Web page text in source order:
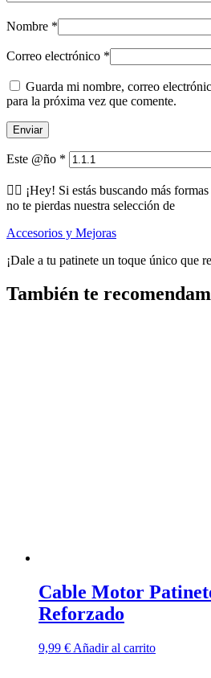
Nombre *
Correo electrónico *
Guarda mi nombre, correo
para la próxima vez que comente.
Este @ño *
🕵️‍♂️ ¡Hey! Si estás buscando más
no te pierdas nuestra selección de
Accesorios y Mejoras
¡Dale a tu patinete un toque único que
También te
Cable Motor
Reforzado
9,99 € Añadir al carrito